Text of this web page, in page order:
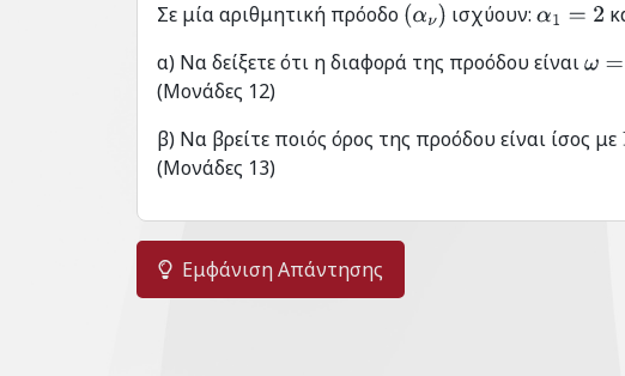
Σε μία αριθμητική πρόοδο (αν) ισχύουν:α1 =2
α) Να δείξετε ότι η διαφορά της προόδου είναιω =3
(Μονάδες 12)
β) Να βρείτε ποιός όρος της προόδου είναι ίσος με
(Μονάδες 13)
Εμφάνιση Απάντησης